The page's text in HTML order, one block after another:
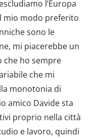
l’Europa
mio modo preferito
sono le
mi piacerebbe un
che ho sempre
che mi
monotonia di
amico Davide sta
proprio nella città
e lavoro, quindi